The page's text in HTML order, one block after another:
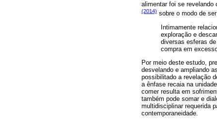
alimentar foi se
(2014) sobre o modo de
Intimamente
exploração e
diversas esferas
compra em
Por meio deste estudo,
desvelando e ampliando
possibilitado a revelação
a ênfase recaia na
comer resulta em
também pode somar e
multidisciplinar requerida
contemporaneidade.